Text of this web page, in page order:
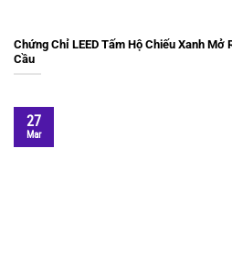
Chứng Chỉ LEED Tấm Hộ Chiếu Xanh Mở
Cầu
27
Mar